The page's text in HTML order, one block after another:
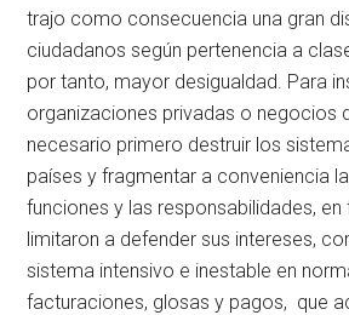
trajo como consecuencia una gran
ciudadanos según pertenencia a
por tanto, mayor desigualdad. Para
organizaciones privadas o negocios
necesario primero destruir los
países y fragmentar a conveniencia
funciones y las responsabilidades, en
limitaron a defender sus intereses,
sistema intensivo e inestable en
facturaciones, glosas y pagos, que